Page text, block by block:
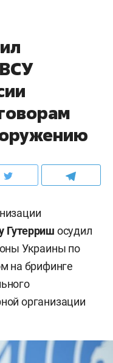
Гутерриш осудил
Украины по
на брифинге
организации